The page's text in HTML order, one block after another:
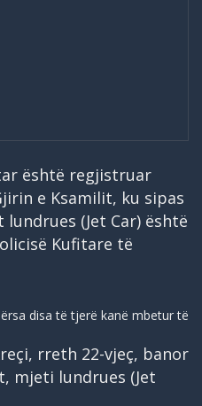
është regjistruar
e Ksamilit, ku sipas
(Jet Car) është
Kufitare të
disa të tjerë kanë mbetur të
rreth 22-vjeç, banor
mjeti lundrues (Jet